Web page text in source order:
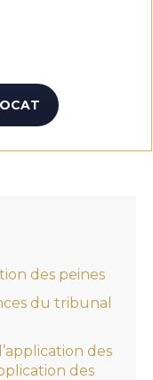
des peines
du tribunal
des
des